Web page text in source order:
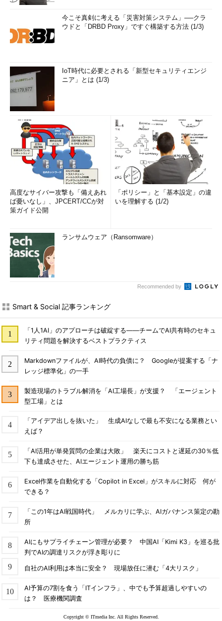
今こそ真剣に考える「災害対策システム」──クラ
ウドと「DRBD Proxy」ですぐ構築する方法 (1/3)
IoT時代に必要とされる「新型セキュリティエンジ
ニア」とは (1/3)
高度なサイバー攻撃も「備えあれ
ば憂いなし」、JPCERT/CCが対
策ガイド公開
「ポリシー」と「基本設定」の違
いを理解する (1/2)
ランサムウェア（Ransomware）
Recommended by
Smart & Social 記事ランキング
「1人1AI」のアプローチは破綻する――チームでAI共有時のセキュ
リティ問題を解決するベストプラクティス
Markdownファイルが、AI時代の負債に？ Googleが提案する「ナ
レッジ標準化」の一手
製造現場のトラブル解消を「AI工場長」が支援？ 「エージェント
型工場」とは
「アイデア出しを抜いた」 生成AIなしで最も不安になる業務とい
えば？
「AI活用が単発質問の企業は大敗」 楽天にコストと遅延の30％低
下も達成させた、AIエージェント運用の勝ち筋
Excel作業を自動化する「Copilot in Excel」がスキルに対応 何が
できる？
「この1年はAI戦国時代」 メルカリに学ぶ、AIガバナンス策定の勘
所
AIにもサプライチェーン管理が必要？ 中国AI「Kimi K3」を巡る批
判でAIの調達リスクが浮き彫りに
自社のAI利用は本当に安全？ 現場放任に潜む「4大リスク」
AI予算の7割を食う「ITインフラ」、中でも予算超過しやすいの
は？ 医療機関調査
Copyright © ITmedia Inc. All Rights Reserved.